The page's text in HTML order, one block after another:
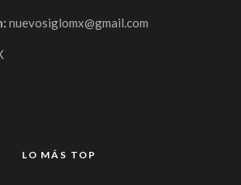
nuevosiglomx@gmail.com
LO MÁS TOP